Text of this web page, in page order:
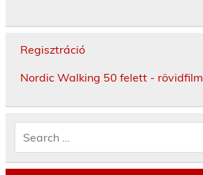
Regisztráció
Nordic Walking 50 felett - rövidfilm